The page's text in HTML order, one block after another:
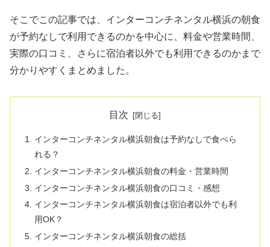
そこでこの記事では、インターコンチネンタル横浜の朝食
が予約なしで利用できるのかを中心に、料金や営業時間、
実際の口コミ、さらに宿泊者以外でも利用できるのかまで
分かりやすくまとめました。
目次
インターコンチネンタル横浜朝食は予約なしで食べら
れる？
インターコンチネンタル横浜朝食の料金・営業時間
インターコンチネンタル横浜朝食の口コミ・感想
インターコンチネンタル横浜朝食は宿泊者以外でも利
用OK？
インターコンチネンタル横浜朝食の総括